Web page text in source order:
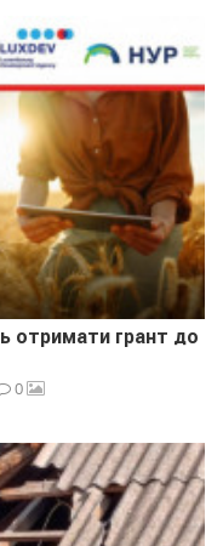
отримати грант до
0